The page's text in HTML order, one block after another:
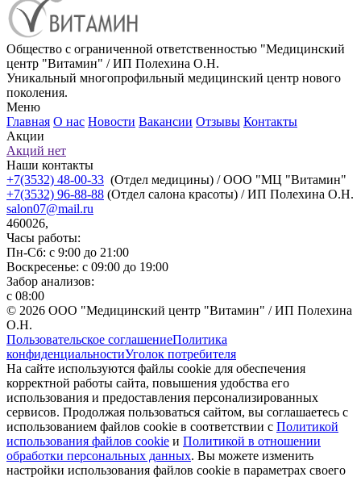
Общество с ограниченной ответственностью "Медицинский
центр "Витамин" / ИП Полехина О.Н.
Уникальный многопрофильный медицинский центр нового
поколения.
Меню
Главная О нас Новости Вакансии Отзывы Контакты
Акции
Акций нет
Наши контакты
+7(3532) 48-00-33 (Отдел медицины) / ООО "МЦ "Витамин"
+7(3532) 96-88-88 (Отдел салона красоты) / ИП Полехина О.Н.
salon07@mail.ru
460026,
Часы работы:
Пн-Сб: с 9:00 до 21:00
Воскресенье: с 09:00 до 19:00
Забор анализов:
с 08:00
© 2026 ООО "Медицинский центр "Витамин" / ИП Полехина
О.Н.
Пользовательское соглашениеПолитика
конфиденциальностиУголок потребителя
На сайте используются файлы cookie для обеспечения
корректной работы сайта, повышения удобства его
использования и предоставления персонализированных
сервисов. Продолжая пользоваться сайтом, вы соглашаетесь с
использованием файлов cookie в соответствии с Политикой
использования файлов cookie и Политикой в отношении
обработки персональных данных. Вы можете изменить
настройки использования файлов cookie в параметрах своего